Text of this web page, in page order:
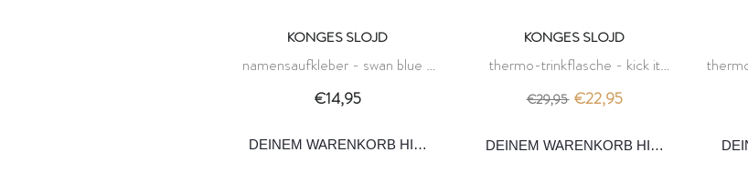
KONGES SLOJD
namensaufkleber - swan blue -
konges slojd
€14,95
DEINEM WARENKORB HINZUFÜGEN
KONGES SLOJD
thermo-trinkflasche - kick it
green - konges slojd
€29,95 €22,95
DEINEM WARENKORB HINZUFÜGEN